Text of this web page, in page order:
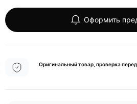
Оформить
Оригинальный товар, проверка